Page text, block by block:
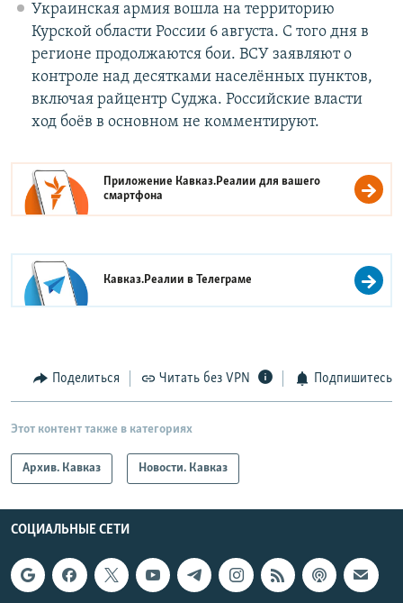
Украинская армия вошла на территорию
Курской области России 6 августа. С того дня в
регионе продолжаются бои. ВСУ заявляют о
контроле над десятками населённых пунктов,
включая райцентр Суджа. Российские власти
ход боёв в основном не комментируют.
Приложение Кавказ.Реалии для вашего
смартфона
Кавказ.Реалии вТелеграме
Поделиться Читать без VPN Подпишитесь
Этот контент также в категориях
Архив. Кавказ Новости. Кавказ
СОЦИАЛЬНЫЕ СЕТИ